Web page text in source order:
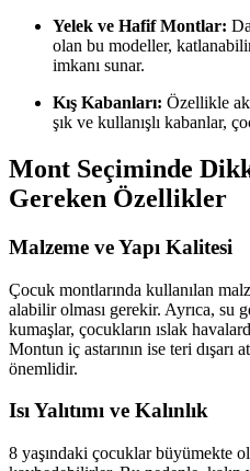
Yelek ve Hafif Montlar:
olan bu modeller,
imkanı sunar.
Kış Kabanları: Özellikle
şık ve kullanışlı kabanlar,
Mont Seçiminde
Gereken Özellikler
Malzeme ve Yapı Kalitesi
Çocuk montlarında kullanılan
alabilir olması gerekir. Ayrıca, su
kumaşlar, çocukların ıslak
Montun iç astarının ise teri dışarı
önemlidir.
Isı Yalıtımı ve Kalınlık
8 yaşındaki çocuklar büyümekte